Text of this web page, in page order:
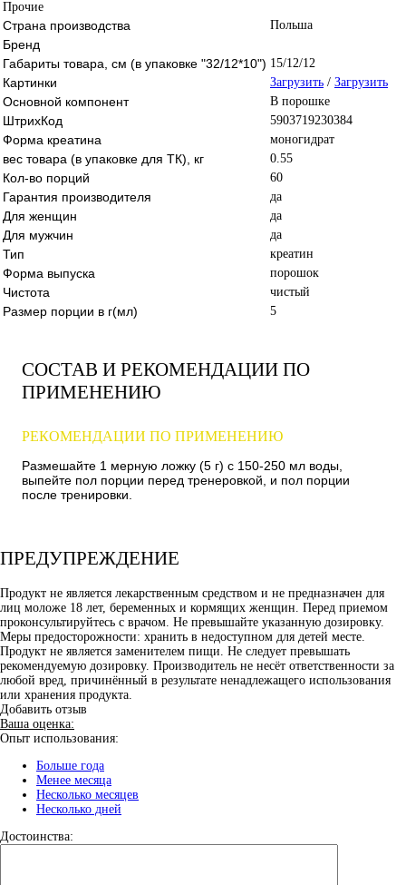
Прочие
Страна производства Польша
Бренд
Габариты товара, см (в упаковке "32/12*10") 15/12/12
Картинки Загрузить / Загрузить
Основной компонент В порошке
ШтрихКод 5903719230384
Форма креатина моногидрат
вес товара (в упаковке для ТК), кг 0.55
Кол-во порций 60
Гарантия производителя да
Для женщин да
Для мужчин да
Тип креатин
Форма выпуска порошок
Чистота чистый
Размер порции в г(мл) 5
СОСТАВ И РЕКОМЕНДАЦИИ ПО
ПРИМЕНЕНИЮ
РЕКОМЕНДАЦИИ ПО ПРИМЕНЕНИЮ
Размешайте 1 мерную ложку (5 г) с 150-250 мл воды,
выпейте пол порции перед тренеровкой, и пол порции
после тренировки.
ПРЕДУПРЕЖДЕНИЕ
Продукт не является лекарственным средством и не предназначен для
лиц моложе 18 лет, беременных и кормящих женщин. Перед приемом
проконсультируйтесь с врачом. Не превышайте указанную дозировку.
Меры предосторожности: хранить в недоступном для детей месте.
Продукт не является заменителем пищи. Не следует превышать
рекомендуемую дозировку. Производитель не несёт ответственности за
любой вред, причинённый в результате ненадлежащего использования
или хранения продукта.
Добавить отзыв
Ваша оценка:
Опыт использования:
Больше года
Менее месяца
Несколько месяцев
Несколько дней
Достоинства: